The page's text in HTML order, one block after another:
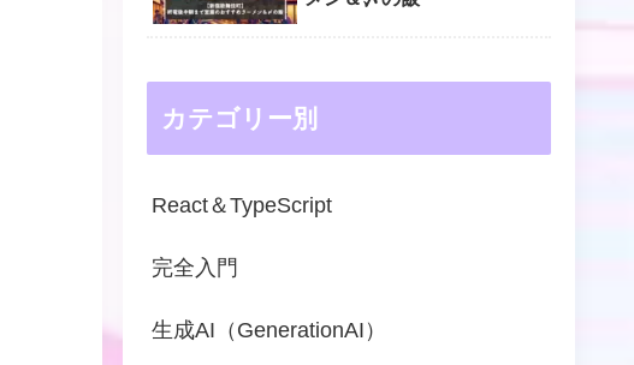
カテゴリー別
React＆TypeScript
完全入門
生成AI（GenerationAI）